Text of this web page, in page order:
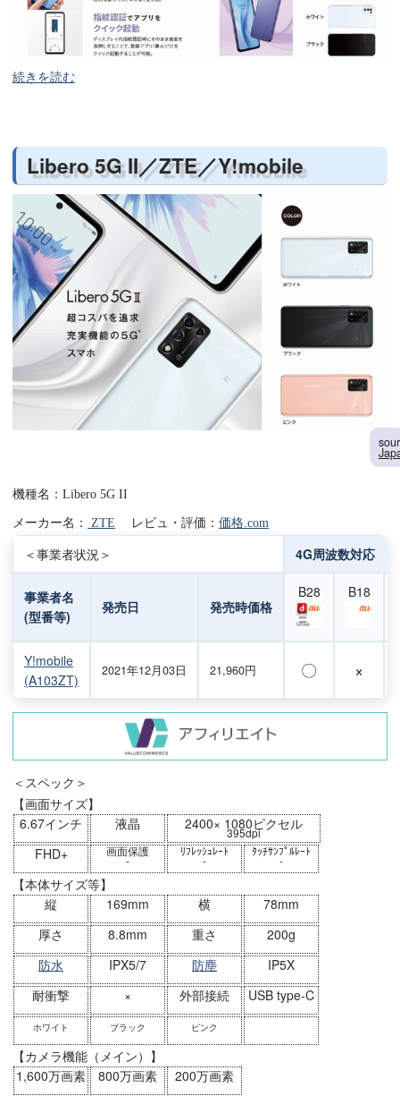
続きを読む
Libero 5G II／ZTE／Y!mobile
機種名：Libero 5G II
メーカー名： ZTE レビュ・評価： 価格.com
＜事業者状況＞ 4G周波数対応
事業者名
(型番等)
発売日 発売時価格
B28 B18
Y!mobile
(A103ZT)
2021年12月03日 21,960円 〇 ×
＜スペック＞
【画面サイズ】
6.67インチ
液晶 2400× 1080ピクセル
395dpi
FHD+ 画面保護
-
ﾘﾌﾚｯｼｭﾚｰﾄ
-
ﾀｯﾁｻﾝﾌﾟﾙﾚｰﾄ
-
【本体サイズ等】
縦
169mm 横
78mm
厚さ
8.8mm 重さ
200g
防水
IPX5/7 防塵
IP5X
耐衝撃
× 外部接続 USB type-C
ホワイト ブラック ピンク
【カメラ機能（メイン）】
1,600万画素
800万画素 200万画素